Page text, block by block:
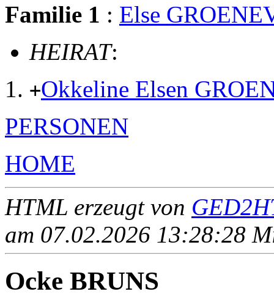
Familie 1 : Else
HEIRAT:
+Okkeline Elsen
PERSONEN
HOME
HTML erzeugt von
am 07.02.2026 13:28:28
Ocke BRUNS